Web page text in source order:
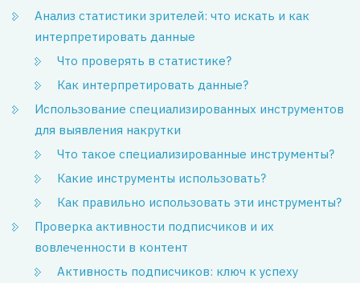
Анализ статистики зрителей: что искать и как
интерпретировать данные
Что проверять в статистике?
Как интерпретировать данные?
Использование специализированных инструментов
для выявления накрутки
Что такое специализированные инструменты?
Какие инструменты использовать?
Как правильно использовать эти инструменты?
Проверка активности подписчиков и их
вовлеченности в контент
Активность подписчиков: ключ к успеху